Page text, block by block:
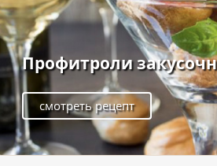
Профитроли
смотреть рецепт